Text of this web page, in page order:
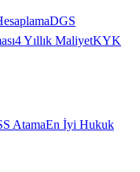
DGS
4 Yıllık MaliyetKYK
AtamaEn İyi Hukuk